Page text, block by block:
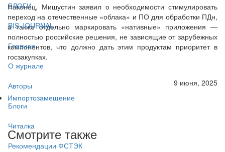
БЛОГИ
BIS JOURNAL
Главная
О журнале
Авторы
Блоги
Читалка
Рекомендации ФСТЭК
Наконец, Мишустин заявил о необходимости стимулировать
переход на отечественные «облака» и ПО для обработки ПДн,
а также отдельно маркировать «нативные» приложения —
полностью российские решения, не зависящие от зарубежных
компонентов, что должно дать этим продуктам приоритет в
госзакупках.
9 июня, 2025
Импортозамещение
Смотрите также